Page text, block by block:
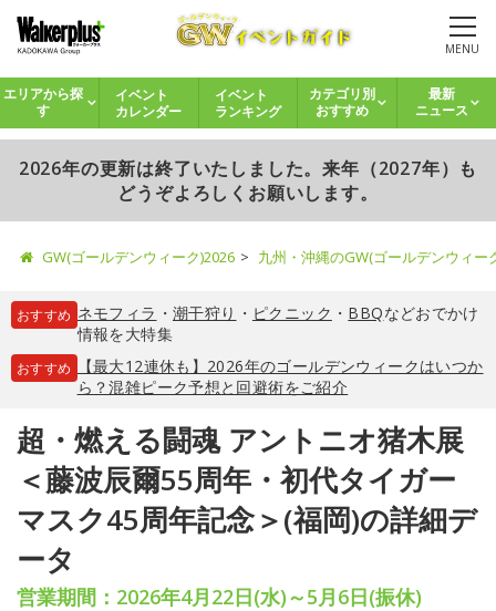
MENU
エリアから探
す
イベント
カレンダー
イベント
ランキング
カテゴリ別
おすすめ
最新
ニュース
2026年の更新は終了いたしました。来年（2027年）も
どうぞよろしくお願いします。
GW(ゴールデンウィーク)2026 九州・沖縄のGW(ゴールデンウィ
おすすめ ネモフィラ ・ 潮干狩り ・ ピクニック ・ BBQなどおでかけ
情報を大特集
おすすめ
【最大12連休も】2026年のゴールデンウィークはいつか
ら？混雑ピーク予想と回避術をご紹介
超・燃える闘魂 アントニオ猪木展
＜藤波辰爾55周年・初代タイガー
マスク45周年記念＞(福岡)の詳細デ
ータ
営業期間：2026年4月22日(水)～5月6日(振休)